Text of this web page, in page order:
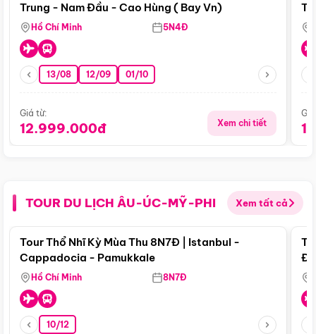
Trung - Nam Đầu - Cao Hùng ( Bay Vn)
Hồ Chí Minh 5N4Đ
13/08 12/09 01/10
Giá từ:
12.999.000đ Xem chi tiết
TOUR DU LỊCH ÂU-ÚC-MỸ-PHI Xem tất cả
Điểm nổi bật
Tour Thổ Nhĩ Kỳ Mùa Thu 8N7Đ | Istanbul -
Cappadocia - Pamukkale
Hồ Chí Minh 8N7Đ
10/12